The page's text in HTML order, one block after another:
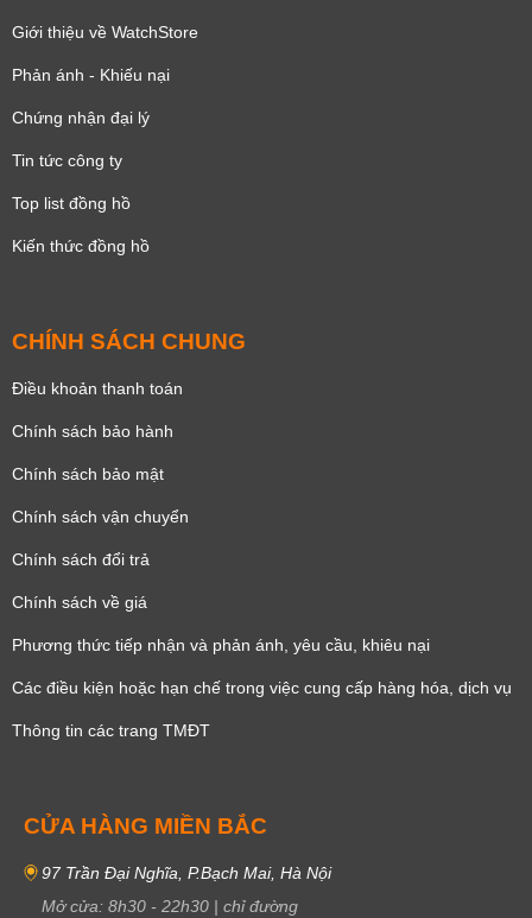
Giới thiệu về WatchStore
Phản ánh - Khiếu nại
Chứng nhận đại lý
Tin tức công ty
Top list đồng hồ
Kiến thức đồng hồ
CHÍNH SÁCH CHUNG
Điều khoản thanh toán
Chính sách bảo hành
Chính sách bảo mật
Chính sách vận chuyển
Chính sách đổi trả
Chính sách về giá
Phương thức tiếp nhận và phản ánh, yêu cầu, khiêu nại
Các điều kiện hoặc hạn chế trong việc cung cấp hàng hóa, dịch vụ
Thông tin các trang TMĐT
CỬA HÀNG MIỀN BẮC
97 Trần Đại Nghĩa, P.Bạch Mai, Hà Nội
Mở cửa: 8h30 - 22h30 | chỉ đường